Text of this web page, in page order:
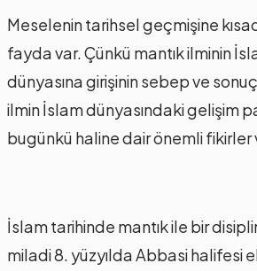
Meselenin tarihsel geçmişine
fayda var. Çünkü mantık ilminin
dünyasına girişinin sebep ve
ilmin İslam dünyasındaki gelişim
bugünkü haline dair önemli fikirler
İslam tarihinde mantık ile bir
miladi 8. yüzyılda Abbasi halifesi